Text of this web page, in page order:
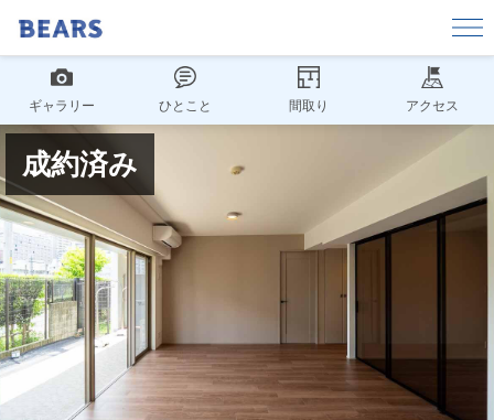
ギャラリー ひとこと 間取り アクセス
成約済み